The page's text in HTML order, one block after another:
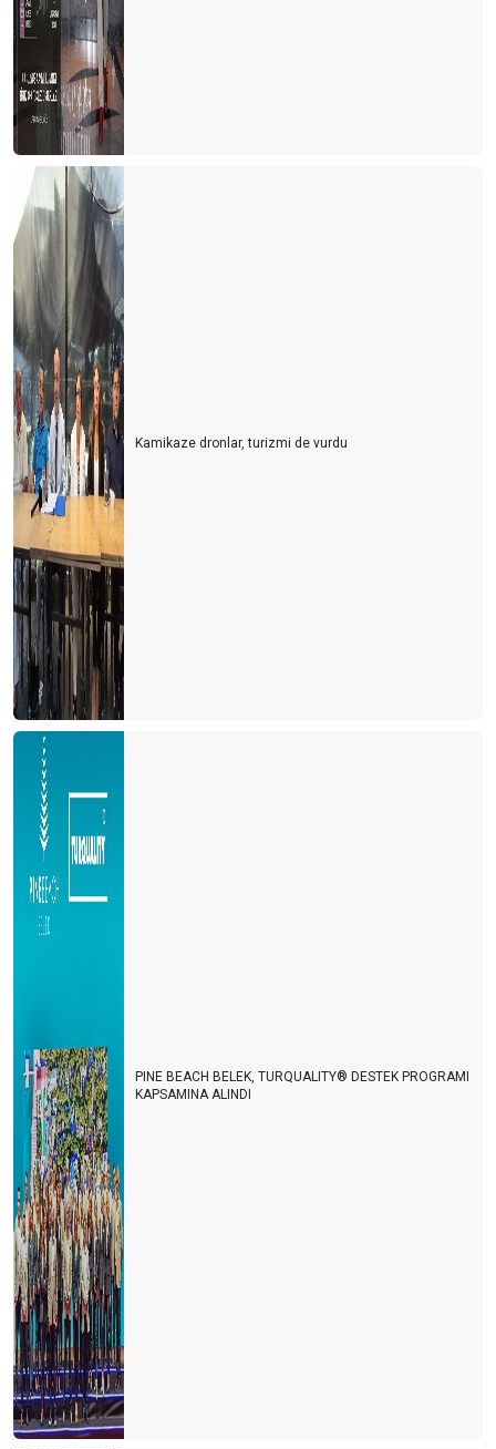
Kamikaze dronlar, turizmi de vurdu
PINE BEACH BELEK, TURQUALITY® DESTEK PROGRAMI
KAPSAMINA ALINDI